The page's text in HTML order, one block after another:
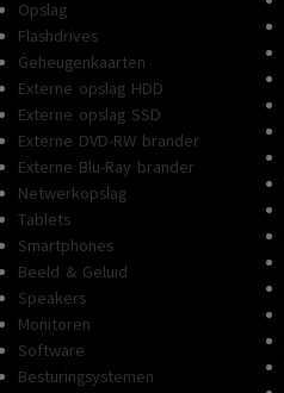
Opslag
Flashdrives
Geheugenkaarten
Externe opslag HDD
Externe opslag SSD
Externe DVD-RW brander
Externe Blu-Ray brander
Netwerkopslag
Tablets
Smartphones
Beeld & Geluid
Speakers
Monitoren
Software
Besturingsystemen